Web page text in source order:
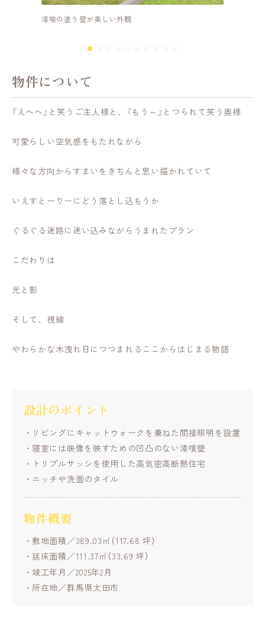
漆喰の塗り壁が美しい外観
物件について
『えへへ』と笑うご主人様と、『もう～』とつられて笑う奥様
可愛らしい空気感をもたれながら
様々な方向からすまいをきちんと思い描かれていて
いえすとーりーにどう落とし込もうか
ぐるぐる迷路に迷い込みながらうまれたプラン
こだわりは
光と影
そして、視線
やわらかな木洩れ日につつまれるここからはじまる物語
設計のポイント
リビングにキャットウォークを兼ねた間接照明を設置
寝室には映像を映すための凹凸のない漆喰壁
トリプルサッシを使用した高気密高断熱住宅
ニッチや洗面のタイル
物件概要
敷地面積／389.03㎡（117.68 坪）
延床面積／111.37㎡（33.69 坪）
竣工年月／2025年2月
所在地／群馬県太田市